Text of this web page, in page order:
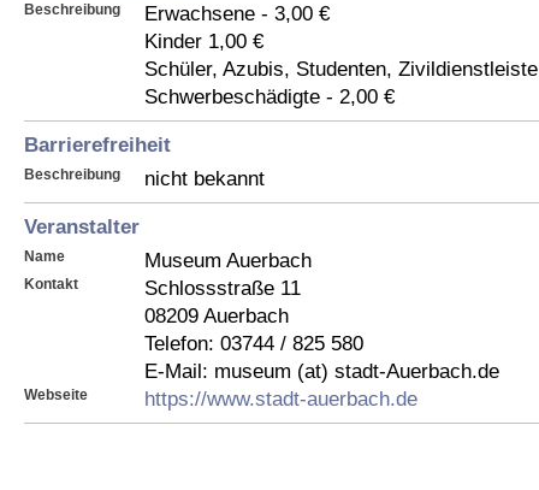
Beschreibung
Erwachsene - 3,00 €
Kinder 1,00 €
Schüler, Azubis, Studenten,
Schwerbeschädigte - 2,00 €
Barrierefreiheit
Beschreibung nicht bekannt
Veranstalter
Name Museum Auerbach
Kontakt
Schlossstraße 11
08209 Auerbach
Telefon: 03744 / 825 580
E-Mail: museum (at) stadt-Auerbach.de
Webseite https://www.stadt-auerbach.de